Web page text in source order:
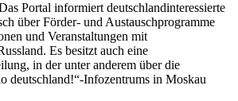
Portal informiert deutschlandinteressierte
über Förder- und Austauschprogramme
und Veranstaltungen mit
Es besitzt auch eine
in der unter anderem über die
deutschland!“-Infozentrums in Moskau